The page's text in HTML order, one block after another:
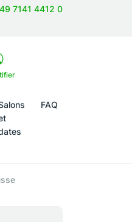
7141 4412 0
FAQ